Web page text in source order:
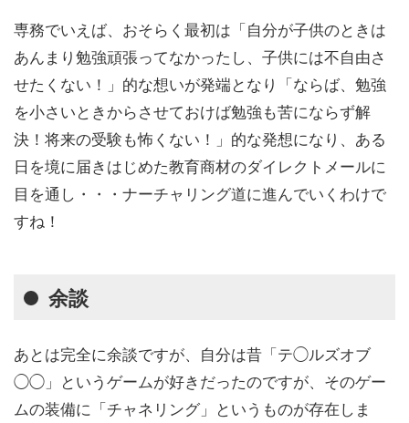
専務でいえば、おそらく最初は「自分が子供のときは
あんまり勉強頑張ってなかったし、子供には不自由さ
せたくない！」的な想いが発端となり「ならば、勉強
を小さいときからさせておけば勉強も苦にならず解
決！将来の受験も怖くない！」的な発想になり、ある
日を境に届きはじめた教育商材のダイレクトメールに
目を通し・・・ナーチャリング道に進んでいくわけで
すね！
余談
あとは完全に余談ですが、自分は昔「テ◯ルズオブ
◯◯」というゲームが好きだったのですが、そのゲー
ムの装備に「チャネリング」というものが存在しま